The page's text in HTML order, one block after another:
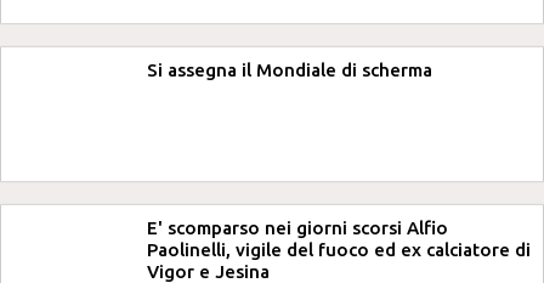
Si assegna il Mondiale di scherma
E' scomparso nei giorni scorsi Alfio
Paolinelli, vigile del fuoco ed ex calciatore di
Vigor e Jesina